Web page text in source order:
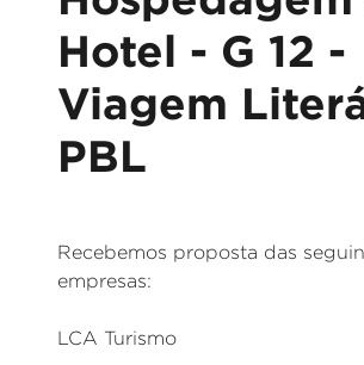
Hotel - G 12 -
Viagem
PBL
Recebemos proposta das
empresas:
LCA Turismo